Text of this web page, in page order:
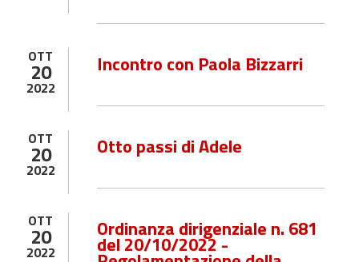
OTT
20
2022
Incontro con Paola Bizzarri
OTT
20
2022
Otto passi di Adele
OTT
20
2022
Ordinanza dirigenziale n. 681
del 20/10/2022 -